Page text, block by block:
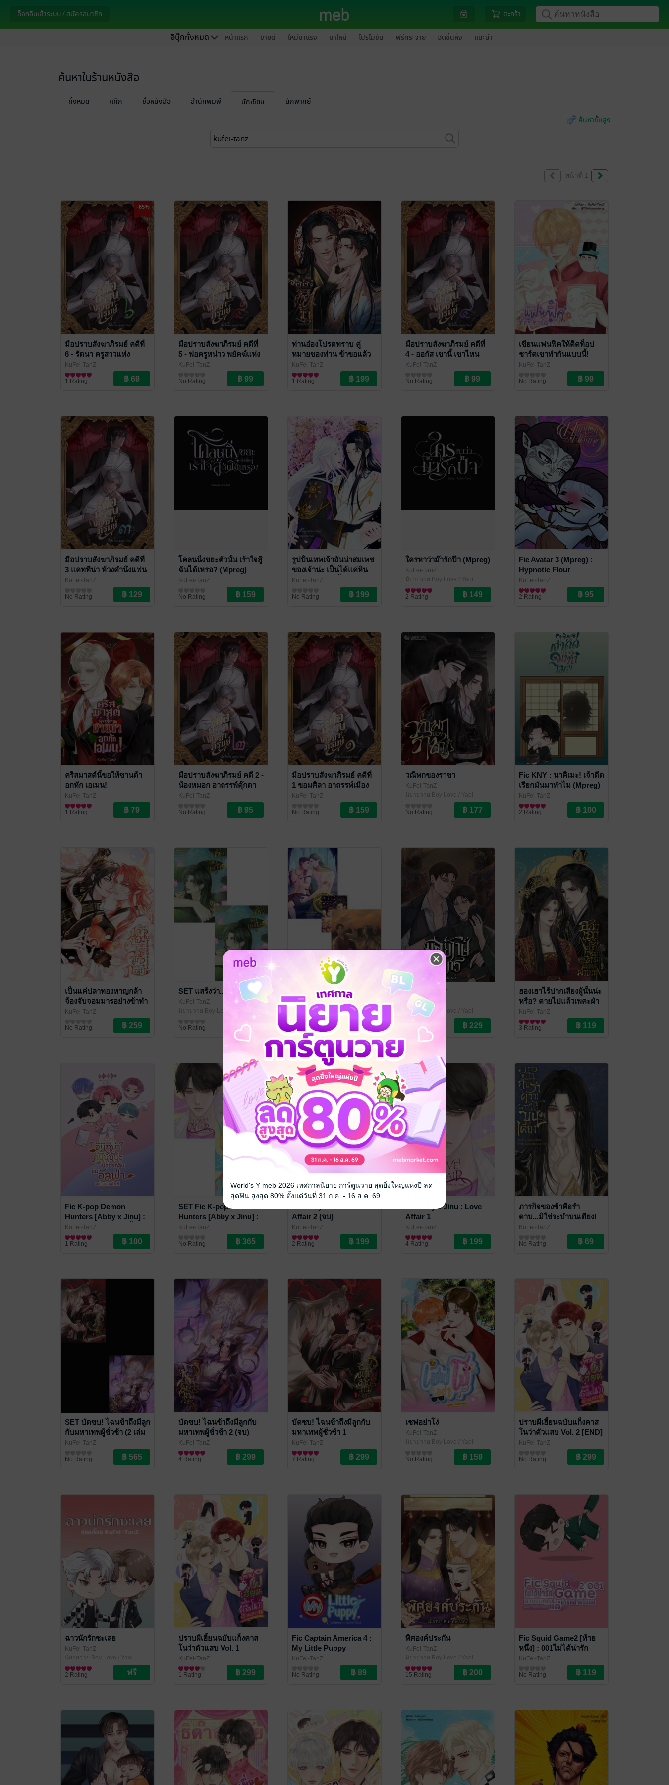
ล็อกอินเข้าระบบ / สมัครสมาชิก ตะกร้า
อีบุ๊กทั้งหมด หน้าแรก ขายดี ใหม่มาแรง มาใหม่ โปรโมชัน ฟรีกระจาย ฮิตขึ้นหิ้ง แนะนำ
ค้นหาในร้านหนังสือ
ทั้งหมด แท็ก ชื่อหนังสือ สำนักพิมพ์ นักเขียน
นักพากย์
ค้นหาขั้นสูง
หน้าที่ 1
-65%
มือปราบสังฆาภิรมย์ คดีที่
6 - รัตนา ครูสาวแห่ง
โรงเรียนหนองวิชัย
KuFei-TanZ
นิยายลึกลับ/เขย่าขวัญ
1 Rating
มือปราบสังฆาภิรมย์ คดีที่
5 - พ่อครูหน่าว พยัคฆ์แห่ง
คีรีหลวง
KuFei-TanZ
นิยายลึกลับ/เขย่าขวัญ
No Rating
ท่านอ๋องโปรดทราบ คู่
หมายของท่าน ข้าขอแล้ว
กัน
KuFei-TanZ
นิยายวาย Boy Love / Yaoi
1 Rating
มือปราบสังฆาภิรมย์ คดีที่
4 - ออกัส เขานี้ เขาไหน
KuFei-TanZ
นิยายลึกลับ/เขย่าขวัญ
No Rating
เขียนแฟนฟิคให้ติดท็อป
ชาร์ตเขาทำกันแบบนี้!
KuFei-TanZ
Fan Fiction แฟนฟิคชั่น
No Rating
มือปราบสังฆาภิรมย์ คดีที่
3 แคททีน่า ห้วงคำนึงแฟน
เก่า
KuFei-TanZ
นิยายลึกลับ/เขย่าขวัญ
No Rating
โคลนนิ่งขยะตัวนั้น เร้าใจสู้
ฉันได้เหรอ? (Mpreg)
KuFei-TanZ
นิยายวาย Boy Love / Yaoi
No Rating
รูปปั้นเทพเจ้าอันน่าสมเพช
ของเจ้าน่ะ เป็นได้แค่หิน
รองเท้าข้าเท่านั้นแหละ
KuFei-TanZ
นิยายวาย Boy Love / Yaoi
No Rating
ใครหาว่าม๊ารักป๊า (Mpreg)
KuFei-TanZ
นิยายวาย Boy Love / Yaoi
2 Rating
Fic Avatar 3 (Mpreg) :
Hypnotic Flour
[Tonowari x Jake]
KuFei-TanZ
Fan Fiction แฟนฟิคชั่น
2 Rating
คริสมาสต์นี้ขอให้ซานต้า
อกหัก เอเมน!
KuFei-TanZ
นิยายวาย Boy Love / Yaoi
1 Rating
มือปราบสังฆาภิรมย์ คดี 2 -
น้องหมอก อาถรรพ์ตุ๊กตา
แห่งความคลั่งไคล้
KuFei-TanZ
นิยายลึกลับ/เขย่าขวัญ
No Rating
มือปราบสังฆาภิรมย์ คดีที่
1 ขอมศิลา อาถรรพ์เมือง
ร้างแห่งประจิมสารท
KuFei-TanZ
นิยายลึกลับ/เขย่าขวัญ
No Rating
วณิพกของราชา
KuFei-TanZ
นิยายวาย Boy Love / Yaoi
No Rating
Fic KNY : นาคิเมะ! เจ้าดีด
เรียกมันมาทำไม (Mpreg)
KuFei-TanZ
Fan Fiction แฟนฟิคชั่น
2 Rating
เป็นแค่ปลาทองหาญกล้า
จ้องจับจอมมารอย่างข้าทำ
ภรรยา
KuFei-TanZ
นิยายวาย Boy Love / Yaoi
No Rating
SET แสร้งว่า...ลิขิตกุมภีล์
KuFei-TanZ
นิยายวาย Boy Love / Yaoi
No Rating
SET ลิขิตกุมภีล์
KuFei-TanZ
Fan Fiction แฟนฟิคชั่น
No Rating
ยอยักษ์ รักกร
KuFei-TanZ
นิยายวาย Boy Love / Yaoi
3 Rating
ฮองเฮาไร้ปากเสียงผู้นั้นน่ะ
หรือ? ตายไปแล้วเพคะฝ่า
บาท
KuFei-TanZ
นิยายรักจีนโบราณ
3 Rating
Fic K-pop Demon
Hunters [Abby x Jinu] :
อีนิกม่าบ้าตัณหาคนนั้นน่ะ
เลิกปล่อยกลิ่นข่มขวัญ
อัลฟ่าอย่างผมสักที
KuFei-TanZ
Fan Fiction แฟนฟิคชั่น
1 Rating
SET Fic K-pop Demon
Hunters [Abby x Jinu] :
Love Affair
KuFei-TanZ
Fan Fiction แฟนฟิคชั่น
No Rating
Affair 2 (จบ)
KuFei-TanZ
Fan Fiction แฟนฟิคชั่น
2 Rating
Fic Abby x Jinu : Love
Affair 1
KuFei-TanZ
Fan Fiction แฟนฟิคชั่น
4 Rating
ภารกิจของข้าคือรำ
ดาบ...มิใช่ระบำบนเตียง!
KuFei-TanZ
นิยายวาย Boy Love / Yaoi
No Rating
SET บัดซบ! ไฉนข้าถึงมีลูก
กับมหาเทพผู้ชั่วช้า (2 เล่ม
จบ)
KuFei-TanZ
นิยายวาย Boy Love / Yaoi
No Rating
บัดซบ! ไฉนข้าถึงมีลูกกับ
มหาเทพผู้ชั่วช้า 2 (จบ)
KuFei-TanZ
นิยายวาย Boy Love / Yaoi
4 Rating
บัดซบ! ไฉนข้าถึงมีลูกกับ
มหาเทพผู้ชั่วช้า 1
KuFei-TanZ
นิยายวาย Boy Love / Yaoi
7 Rating
เชฟอย่าโง่
KuFei-TanZ
นิยายวาย Boy Love / Yaoi
No Rating
ปราบผีเฮี้ยนฉบับแก็งคาส
โนว่าตัวแสบ Vol. 2 [END]
KuFei-TanZ
นิยายวาย Boy Love / Yaoi
No Rating
ฉาวนักรักซะเลย
KuFei-TanZ
นิยายวาย Boy Love / Yaoi
2 Rating
ปราบผีเฮี้ยนฉบับแก็งคาส
โนว่าตัวแสบ Vol. 1
KuFei-TanZ
นิยายวาย Boy Love / Yaoi
1 Rating
Fic Captain America 4 :
My Little Puppy
KuFei-TanZ
Fan Fiction แฟนฟิคชั่น
No Rating
พิศองค์ประกัน
KuFei-TanZ
นิยายวาย Boy Love / Yaoi
15 Rating
Fic Squid Game2 [ท้าย
หนึ่ง] : 001ไม่ได้น่ารัก
สำหรับคุณ แต่น่ารัก
KuFei-TanZ
Fan Fiction แฟนฟิคชั่น
No Rating
World's Y meb 2026 เทศกาลนิยาย การ์ตูนวาย สุดยิ่งใหญ่แห่งปี ลด
สุดฟิน สูงสุด 80% ตั้งแต่วันที่ 31 ก.ค. - 16 ส.ค. 69